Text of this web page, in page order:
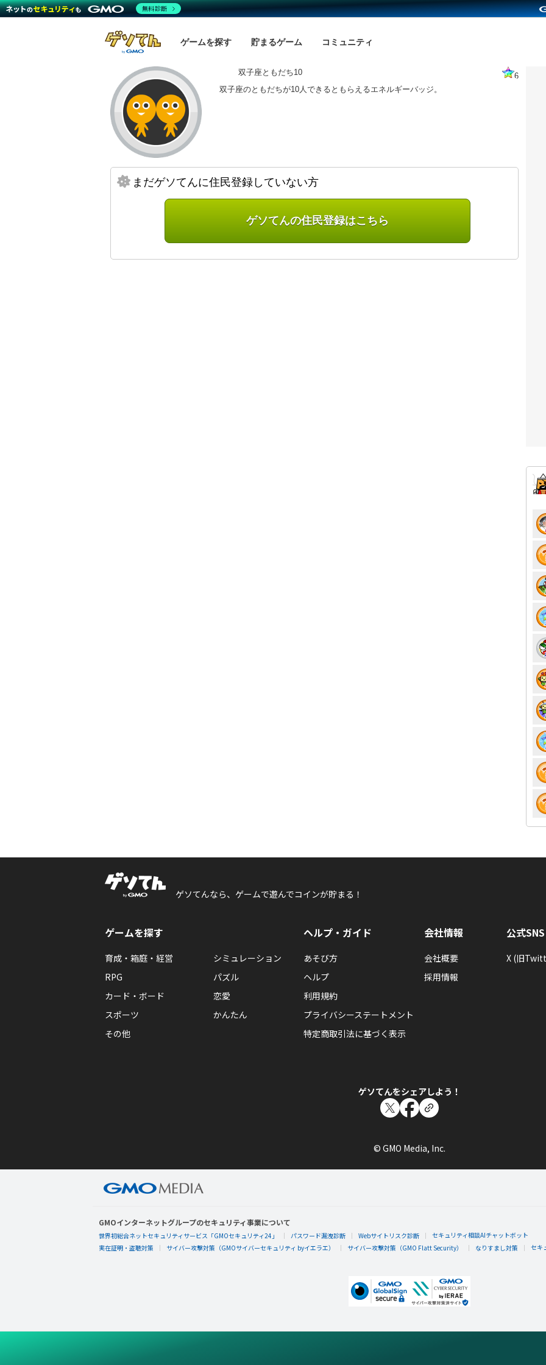
ゲームを探す 貯まるゲーム コミュニティ
双子座ともだち10
6
双子座のともだちが10人できるともらえるエネルギーバッジ。
まだゲソてんに住民登録していない方
ゲソてんの住民登録はこちら
ゲソてんなら、ゲームで遊んでコインが貯まる！
ゲームを探す
育成・箱庭・経営
シミュレーション
RPG
パズル
カード・ボード
恋愛
スポーツ
かんたん
その他
ヘルプ・ガイド
あそび方
ヘルプ
利用規約
プライバシーステートメント
特定商取引法に基づく表示
会社情報
会社概要
採用情報
公式SNS
X (旧
ゲソてんをシェアしよう！
© GMO Media, Inc.
GMOインターネットグループのセキュリティ事業について
世界初総合ネットセキュリティサービス「GMOセキュリティ24」 パスワード漏洩診断 Webサイトリスク診断
セキュリティ相談AIチャットボット
実在証明・盗聴対策
サイバー攻撃対策（GMOサイバーセキュリティ byイエラエ） サイバー攻撃対策（GMO Flatt Security） なりすまし対策 セキ
無料診断